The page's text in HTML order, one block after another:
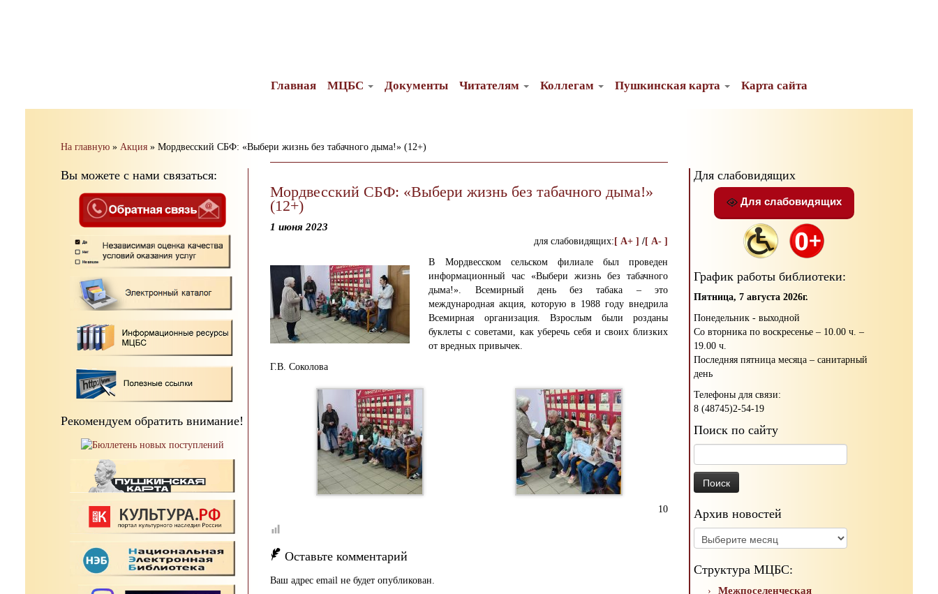
Главная МЦБС Документы Читателям Коллегам Пушкинская карта Карта сайта
На главную » Акция » Мордвесский СБФ: «Выбери жизнь без табачного дыма!» (12+)
Вы можете с нами связаться:
Рекомендуем обратить внимание!
Мордвесский СБФ: «Выбери жизнь без табачного дыма!»
(12+)
1 июня 2023
для слабовидящих: [ A+ ] /[ A- ]
В Мордвесском сельском филиале был проведен
информационный час «Выбери жизнь без табачного
дыма!». Всемирный день без табака – это
международная акция, которую в 1988 году внедрила
Всемирная организация. Взрослым были розданы
буклеты с советами, как уберечь себя и своих близких
от вредных привычек.
Г.В. Соколова
10
Оставьте комментарий
Ваш адрес email не будет опубликован.
Для слабовидящих
Для слабовидящих
График работы библиотеки:
Пятница, 7 августа 2026г.
Понедельник - выходной
Со вторника по воскресенье – 10.00 ч. –
19.00 ч.
Последняя пятница месяца – санитарный
день
Телефоны для связи:
8 (48745)2-54-19
Поиск по сайту
Архив новостей
Архив
новостей
Структура МЦБС:
Межпоселенческая